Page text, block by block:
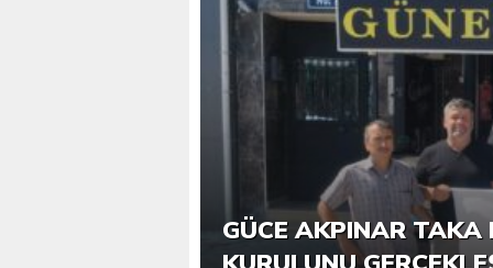
6. GÜCE TEKKEKÖY
GÜCE AKPINAR TAKA